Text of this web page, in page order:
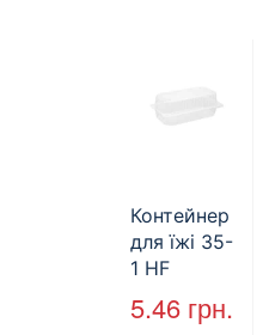
Контейнер
для їжі 35-
1 HF
227*127*85
мм
5.46 грн.